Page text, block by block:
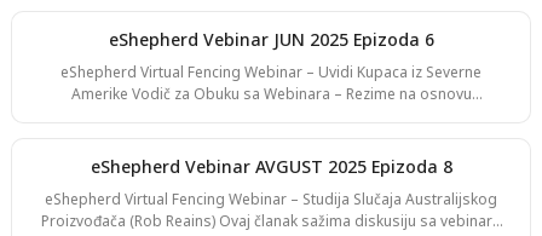
eShepherd Vebinar JUN 2025 Epizoda 6
eShepherd Virtual Fencing Webinar – Uvidi Kupaca iz Severne
Amerike Vodič za Obuku sa Webinara – Rezime na osnovu
koriste eShepherd u različitim okruženjima. Sesija je obuhvatila
iskustva korisnika, strategije ispaše, metode obuke, poboljšanje
radne efikasnosti i demonstraciju dizajna virtuelnih pašnjaka i
principa premještanja. Uvod Webinar je o
eShepherd Vebinar AVGUST 2025 Epizoda 8
eShepherd Virtual Fencing Webinar – Studija Slučaja Australijskog
Proizvođača (Rob Reains) Ovaj članak sažima diskusiju sa vebinara